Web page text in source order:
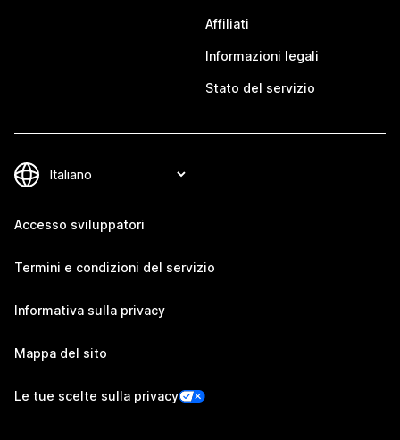
Affiliati
Informazioni legali
Stato del servizio
Accesso sviluppatori
Termini e condizioni del servizio
Informativa sulla privacy
Mappa del sito
Le tue scelte sulla privacy